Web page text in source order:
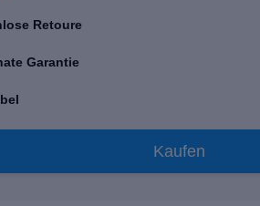
Retoure
Garantie
Kaufen